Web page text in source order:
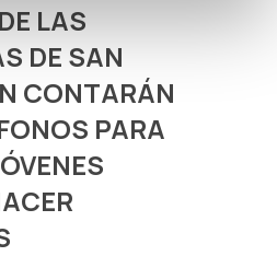
LAS
DE SAN
CONTARÁN
PARA